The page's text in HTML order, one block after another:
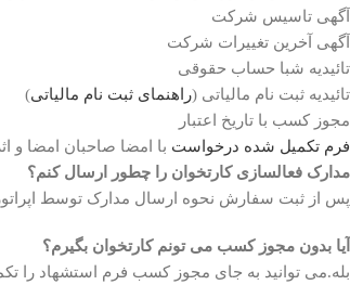
آگهی تاسیس شرکت
آگهی آخرین تغییرات شرکت
تائیدیه شبا حساب حقوقی
تائیدیه ثبت نام مالیاتی (راهنمای ثبت نام مالیاتی)
مجوز کسب با تاریخ اعتبار
فرم تکمیل شده درخواست با امضا صاحبان امضا
مدارک فعالسازی کارتخوان را چطور ارسال کنم؟
پس از ثبت سفارش نحوه ارسال مدارک توسط
آیا بدون مجوز کسب می تونم کارتخوان بگیرم؟
بله.می توانید به جای مجوز کسب فرم استشهاد را